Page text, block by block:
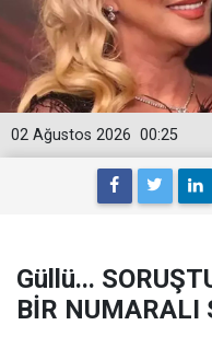
00:25
02 Ağustos 2026
Güllü...
BİR NUMARALI